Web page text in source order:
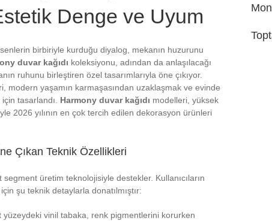
Denge ve Uyum
birbiriyle kurduğu diyalog, mekanın huzurunu
duvar kağıdı koleksiyonu, adından da anlaşılacağı
ruhunu birleştiren özel tasarımlarıyla öne çıkıyor.
modern yaşamın karmaşasından uzaklaşmak ve evinde
tasarlandı. Harmony duvar kağıdı modelleri, yüksek
2026 yılının en çok tercih edilen dekorasyon ürünleri
Çıkan Teknik Özellikleri
üretim teknolojisiyle destekler. Kullanıcıların
şu teknik detaylarla donatılmıştır:
yüzeydeki vinil tabaka, renk pigmentlerini korurken